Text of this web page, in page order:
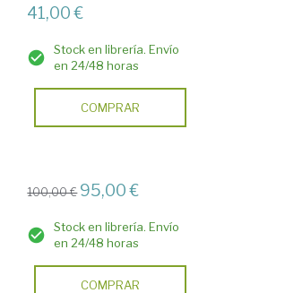
41,00 €
Stock en librería. Envío
en 24/48 horas
COMPRAR
100,00 € 95,00 €
Stock en librería. Envío
en 24/48 horas
COMPRAR